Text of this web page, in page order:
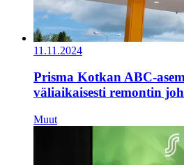
11.11.2024
Prisma Kotkan ABC-
väliaikaisesti remontin
Muut